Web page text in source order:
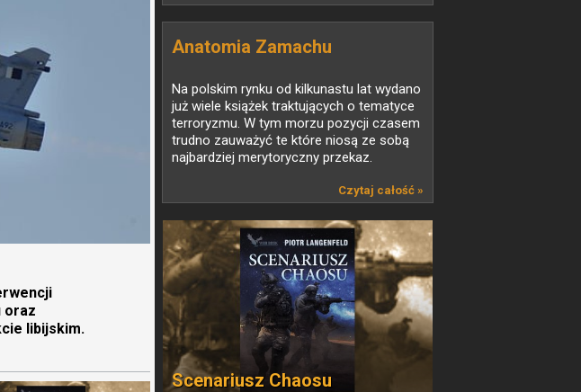
oraz
libijskim.
Anatomia Zamachu
Na polskim rynku od kilkunastu lat wydano
już wiele książek traktujących o tematyce
terroryzmu. W tym morzu pozycji czasem
trudno zauważyć te które niosą ze sobą
najbardziej merytoryczny przekaz.
Czytaj całość »
Scenariusz Chaosu